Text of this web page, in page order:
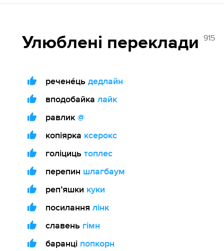
Улюблені переклади 915
речене́ць дедлайн
вподобайка лайк
равлик @
копіярка ксерокс
голіциць топлес
перепин шлагбаум
репʼяшки куки
посилання лінк
славень гімн
баранці попкорн